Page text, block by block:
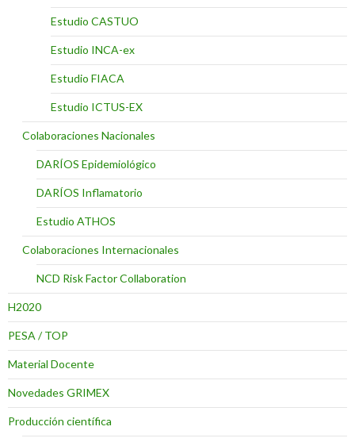
Estudio CASTUO
Estudio INCA-ex
Estudio FIACA
Estudio ICTUS-EX
Colaboraciones Nacionales
DARÍOS Epidemiológico
DARÍOS Inflamatorio
Estudio ATHOS
Colaboraciones Internacionales
NCD Risk Factor Collaboration
H2020
PESA / TOP
Material Docente
Novedades GRIMEX
Producción científica